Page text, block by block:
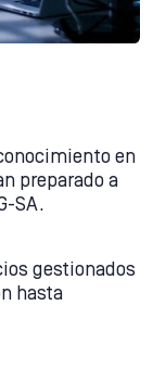
en
preparado a
SA.
gestionados
hasta